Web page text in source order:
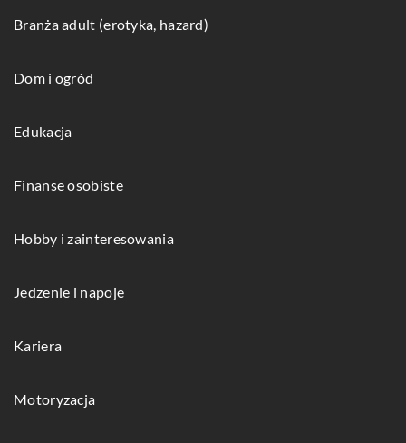
Branża adult (erotyka, hazard)
Dom i ogród
Edukacja
Finanse osobiste
Hobby i zainteresowania
Jedzenie i napoje
Kariera
Motoryzacja